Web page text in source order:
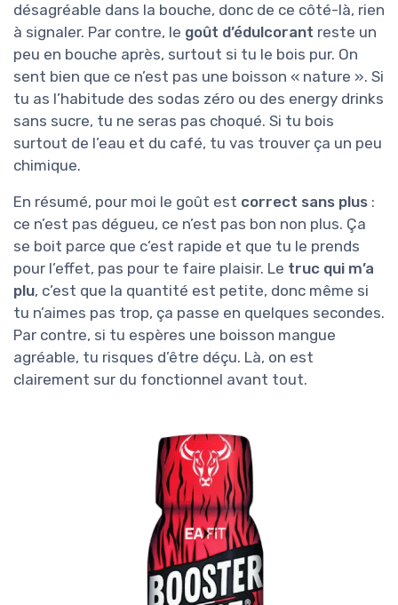
désagréable dans la bouche, donc de ce côté-là, rien
à signaler. Par contre, le goût d’édulcorant reste un
peu en bouche après, surtout si tu le bois pur. On
sent bien que ce n’est pas une boisson « nature ». Si
tu as l’habitude des sodas zéro ou des energy drinks
sans sucre, tu ne seras pas choqué. Si tu bois
surtout de l’eau et du café, tu vas trouver ça un peu
chimique.
En résumé, pour moi le goût est correct sans plus :
ce n’est pas dégueu, ce n’est pas bon non plus. Ça
se boit parce que c’est rapide et que tu le prends
pour l’effet, pas pour te faire plaisir. Le truc qui m’a
plu, c’est que la quantité est petite, donc même si
tu n’aimes pas trop, ça passe en quelques secondes.
Par contre, si tu espères une boisson mangue
agréable, tu risques d’être déçu. Là, on est
clairement sur du fonctionnel avant tout.